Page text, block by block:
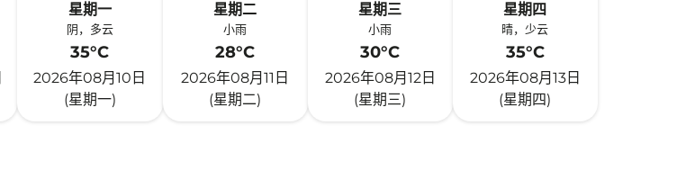
星期一
阴，多云
35°C
2026年08月10日
(星期一)
星期二
小雨
28°C
2026年08月11日
(星期二)
星期三
小雨
30°C
2026年08月12日
(星期三)
星期四
晴，少云
35°C
2026年08月13日
(星期四)